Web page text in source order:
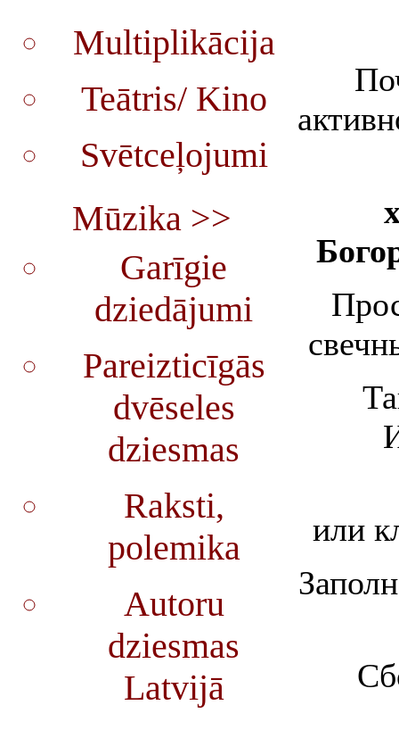
Multiplikācija
Teātris/ Kino
Svētceļojumi
Mūzika >>
Garīgie
dziedājumi
Pareizticīgās
dvēseles
dziesmas
Raksti,
polemika
Autoru
dziesmas
Latvijā
или